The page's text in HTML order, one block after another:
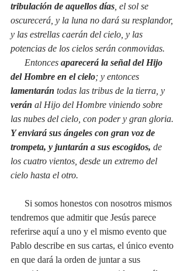
tribulación de aquellos días , el sol se
oscurecerá, y la luna no dará su resplandor,
y las estrellas caerán del cielo, y las
potencias de los cielos serán conmovidas.
      Entonces
aparecerá la señal del Hijo
del Hombre en el cielo; y entonces
lamentarán todas las tribus de la tierra, y
verán al Hijo del Hombre viniendo sobre
las nubes del cielo, con poder y gran gloria.
Y enviará sus ángeles con gran voz de
trompeta, y juntarán a sus escogidos, de
los cuatro vientos, desde un extremo del
cielo hasta el otro.
Si somos honestos con nosotros mismos
tendremos que admitir que Jesús parece
referirse aquí a uno y el mismo evento que
Pablo describe en sus cartas, el único evento
en que dará la orden de juntar a sus